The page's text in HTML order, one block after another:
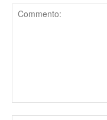
Comment